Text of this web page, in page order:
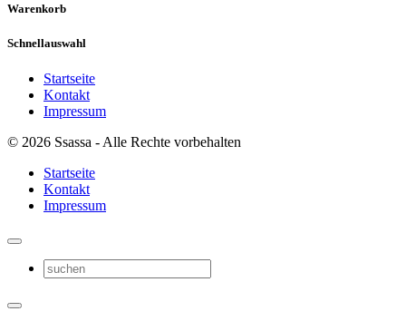
Warenkorb
Schnellauswahl
Startseite
Kontakt
Impressum
© 2026 Ssassa - Alle Rechte vorbehalten
Startseite
Kontakt
Impressum